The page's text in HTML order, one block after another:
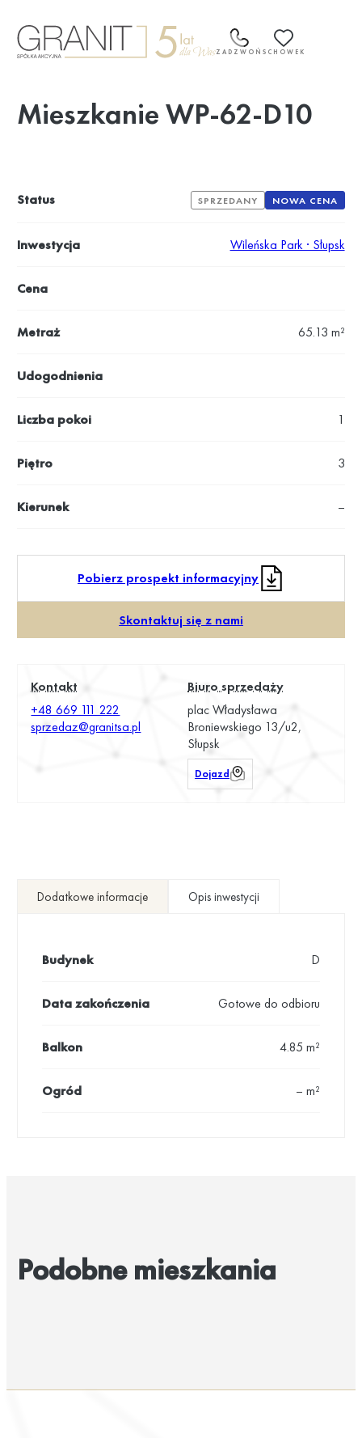
do
treści
ZADZWOŃ SCHOWEK
Dodatkowe informacje Opis inwestycji
Budynek D
Data zakończenia Gotowe do odbioru
Balkon 4.85 m²
Ogród – m²
Mieszkanie WP-62-D10
Status SPRZEDANY NOWA CENA
Inwestycja Wileńska Park · Słupsk
Cena
Metraż 65.13 m²
Udogodnienia
Liczba pokoi 1
Piętro 3
Kierunek –
Pobierz prospekt informacyjny
Skontaktuj się z nami
Kontakt
+48 669 111 222
sprzedaz@granitsa.pl
Biuro sprzedaży
plac Władysława
Broniewskiego 13/u2,
Słupsk
Dojazd
Podobne mieszkania